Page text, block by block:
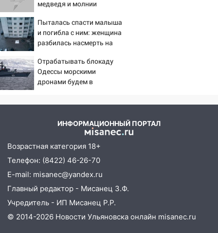
18:14
Прогноз погоды на 6 августа в
Ульяновской области
18:00
Мотофристайл, рок и силовой
экстрим: в Ульяновске пройдет
большой фестиваль «Наше время»
17:30
Где есть бензин в Ульяновске 5
августа после рабочего дня: список АЗС
сообщницу мошенников
Вешкайме посиделки с судимым
знакомым закончились для женщины
больницей
16:06 18-летняя девушка без прав
перевернулась на мопеде и попала в
больницу
медведя и молнии
Пыталась спасти малыша
и погибла с ним: женщина
разбилась насмерть на
– Новости
Отрабатывать блокаду
Одессы морскими
дронами будем в
ИНФОРМАЦИОННЫЙ ПОРТАЛ
Возрастная категория 18+
Телефон: (8422) 46-26-70
E-mail: misanec@yandex.ru
Главный редактор - Мисанец З.Ф.
Учредитель - ИП Мисанец Р.Р.
© 2014-2026 Новости Ульяновска онлайн misanec.ru